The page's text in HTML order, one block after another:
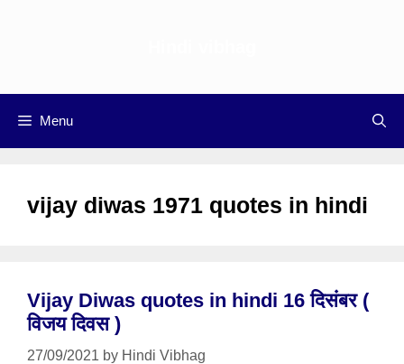
Menu
vijay diwas 1971 quotes in hindi
Vijay Diwas quotes in hindi 16 दिसंबर (
विजय दिवस )
27/09/2021 by Hindi Vibhag